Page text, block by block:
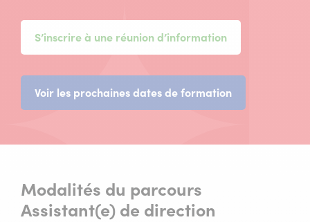
S’inscrire à une réunion d’information
Voir les prochaines dates de formation(nouvelle
fenêtre)
Modalités du parcours
Assistant(e) de direction